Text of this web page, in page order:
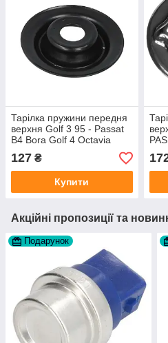
Тарілка пружини передня
верхня Golf 3 95 - Passat
B4 Bora Golf 4 Octavia
127 ₴
Купити
Акційні пропозиції та
Подарунок